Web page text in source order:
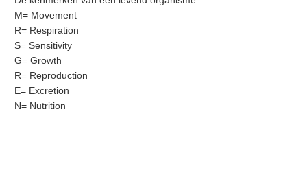
M= Movement
R= Respiration
S= Sensitivity
G= Growth
R= Reproduction
E= Excretion
N= Nutrition